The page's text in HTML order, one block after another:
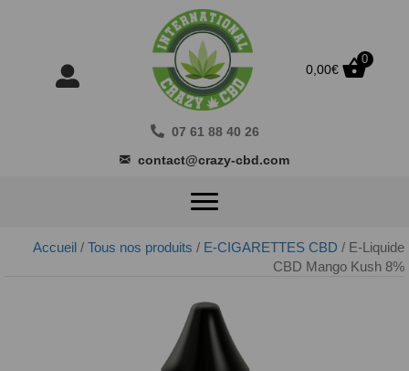
0,00€
0
07 61 88 40 26
contact@crazy-cbd.com
Accueil / Tous nos produits / E-CIGARETTES CBD / E-Liquide
CBD Mango Kush 8%